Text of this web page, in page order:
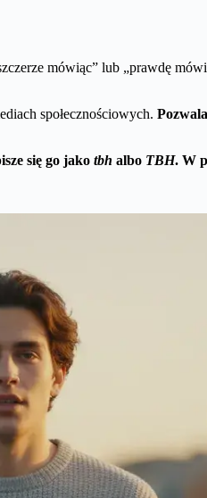
mówiąc” lub „prawdę
społecznościowych.
się go jako tbh albo TBH. W